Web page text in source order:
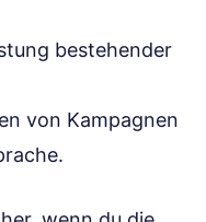
bestehender
von Kampagnen